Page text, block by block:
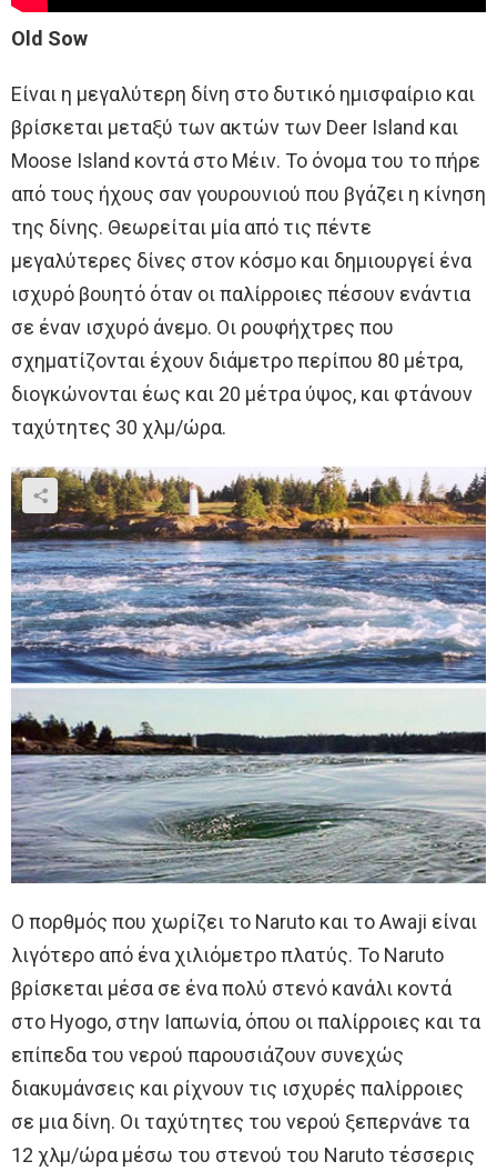
Old Sow
Είναι η μεγαλύτερη δίνη στο δυτικό ημισφαίριο και
βρίσκεται μεταξύ των ακτών των Deer Island και
Moose Island κοντά στο Μέιν. Το όνομα του το πήρε
από τους ήχους σαν γουρουνιού που βγάζει η κίνηση
της δίνης. Θεωρείται μία από τις πέντε
μεγαλύτερες δίνες στον κόσμο και δημιουργεί ένα
ισχυρό βουητό όταν οι παλίρροιες πέσουν ενάντια
σε έναν ισχυρό άνεμο. Οι ρουφήχτρες που
σχηματίζονται έχουν διάμετρο περίπου 80 μέτρα,
διογκώνονται έως και 20 μέτρα ύψος, και φτάνουν
ταχύτητες 30 χλμ/ώρα.
Ο πορθμός που χωρίζει το Naruto και το Awaji είναι
λιγότερο από ένα χιλιόμετρο πλατύς. Το Naruto
βρίσκεται μέσα σε ένα πολύ στενό κανάλι κοντά
στο Hyogo, στην Ιαπωνία, όπου οι παλίρροιες και τα
επίπεδα του νερού παρουσιάζουν συνεχώς
διακυμάνσεις και ρίχνουν τις ισχυρές παλίρροιες
σε μια δίνη. Οι ταχύτητες του νερού ξεπερνάνε τα
12 χλμ/ώρα μέσω του στενού του Naruto τέσσερις